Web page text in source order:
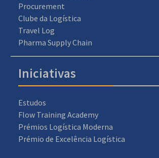
Procurement
Clube da Logística
Travel Log
Pharma Supply Chain
Iniciativas
Estudos
Flow Training Academy
Prémios Logística Moderna
Prémio de Excelência Logística